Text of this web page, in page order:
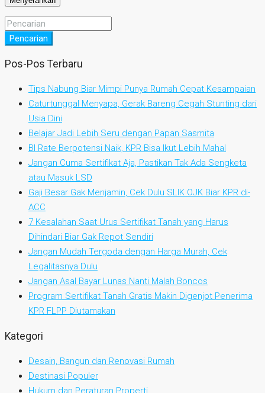
Pencarian
Pos-Pos Terbaru
Tips Nabung Biar Mimpi Punya Rumah Cepat Kesampaian
Caturtunggal Menyapa, Gerak Bareng Cegah Stunting dari
Usia Dini
Belajar Jadi Lebih Seru dengan Papan Sasmita
BI Rate Berpotensi Naik, KPR Bisa Ikut Lebih Mahal
Jangan Cuma Sertifikat Aja, Pastikan Tak Ada Sengketa
atau Masuk LSD
Gaji Besar Gak Menjamin, Cek Dulu SLIK OJK Biar KPR di-
ACC
7 Kesalahan Saat Urus Sertifikat Tanah yang Harus
Dihindari Biar Gak Repot Sendiri
Jangan Mudah Tergoda dengan Harga Murah, Cek
Legalitasnya Dulu
Jangan Asal Bayar Lunas Nanti Malah Boncos
Program Sertifikat Tanah Gratis Makin Digenjot Penerima
KPR FLPP Diutamakan
Kategori
Desain, Bangun dan Renovasi Rumah
Destinasi Populer
Hukum dan Peraturan Properti